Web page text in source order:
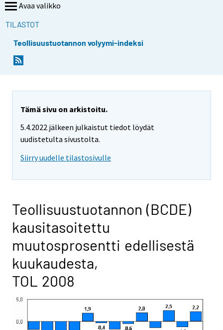
Avaa valikko
TILASTOT
Teollisuustuotannon volyymi-indeksi
Tämä sivu on arkistoitu.
5.4.2022 jälkeen julkaistut tiedot löydät
uudistetulta sivustolta.
Siirry uudelle tilastosivulle
Teollisuustuotannon (BCDE)
kausitasoitettu
muutosprosentti edellisestä
kuukaudesta,
TOL 2008